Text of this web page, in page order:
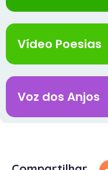
Vídeo Poesias
Voz dos Anjos